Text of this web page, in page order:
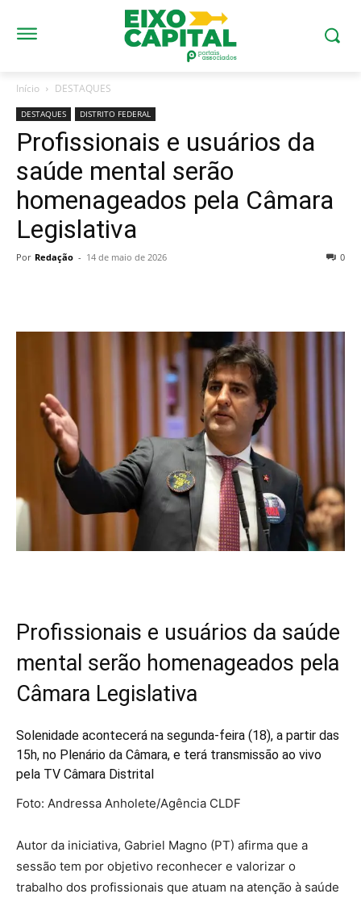
Início DESTAQUES
DESTAQUES DISTRITO FEDERAL
Profissionais e usuários da
saúde mental serão
homenageados pela Câmara
Legislativa
Por Redação - 14 de maio de 2026 0
Profissionais e usuários da saúde
mental serão homenageados pela
Câmara Legislativa
Solenidade acontecerá na segunda-feira (18), a partir das
15h, no Plenário da Câmara, e terá transmissão ao vivo
pela TV Câmara Distrital
Foto: Andressa Anholete/Agência CLDF
Autor da iniciativa, Gabriel Magno (PT) afirma que a
sessão tem por objetivo reconhecer e valorizar o
trabalho dos profissionais que atuam na atenção à saúde